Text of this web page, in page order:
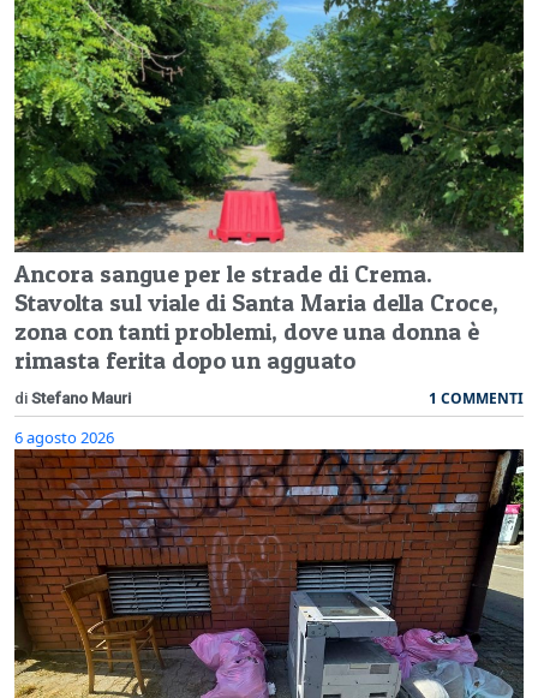
Ancora sangue per le strade di Crema.
Stavolta sul viale di Santa Maria della Croce,
zona con tanti problemi, dove una donna è
rimasta ferita dopo un agguato
di Stefano Mauri 1 COMMENTI
6 agosto 2026